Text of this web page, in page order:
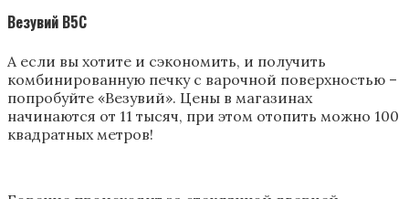
Везувий В5С
А если вы хотите и сэкономить, и получить
комбинированную печку с варочной поверхностью –
попробуйте «Везувий». Цены в магазинах
начинаются от 11 тысяч, при этом отопить можно 100
квадратных метров!